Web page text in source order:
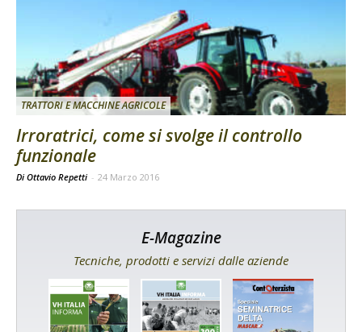
TRATTORI E MACCHINE AGRICOLE
Irroratrici, come si svolge il controllo
funzionale
Di Ottavio Repetti - 24 Marzo 2016
E-Magazine
Tecniche, prodotti e servizi dalle aziende